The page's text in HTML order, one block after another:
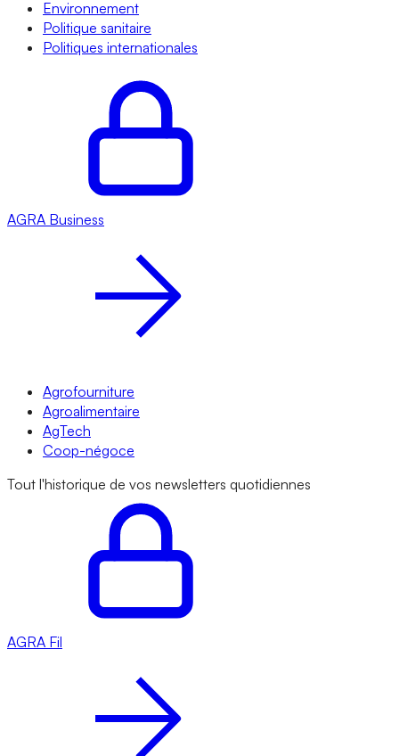
Environnement
Politique sanitaire
Politiques internationales
AGRA Business
Agrofourniture
Agroalimentaire
AgTech
Coop-négoce
Tout l'historique de vos newsletters quotidiennes
AGRA Fil